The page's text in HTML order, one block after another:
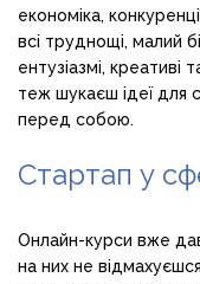
економіка,
всі труднощі, малий
ентузіазмі, креативі
теж шукаєш ідеї для
перед собою.
Стартап у
Онлайн-курси вже
на них не